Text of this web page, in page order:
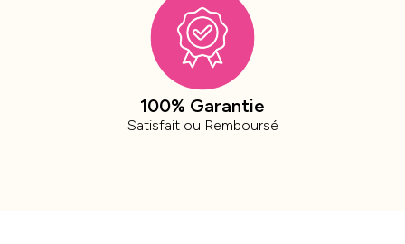
100% Garantie
Satisfait ou Remboursé